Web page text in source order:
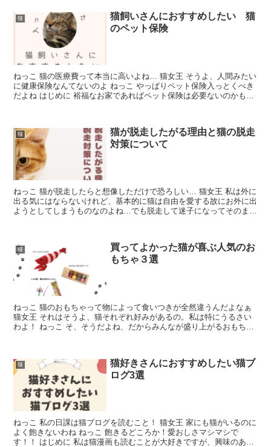
猫
猫飼いさんにおすすめしたい 猫
のペット保険
ねっこ 猫の医療費って本当に高いよね… 猫女王 そうよ、人間みたい
に健康保険なんてないのよ ねっこ やっぱりペット保険入っとくべき
だよね はじめに 裕福なお家であればペット保険は必要ないのかもし
猫
猫が脱走したがる理由と猫の脱走
対策について
ねっこ 猫が脱走したらと想像しただけで恐ろしい… 猫女王 私は外に
出る気にはならないけれど、基本的に猫は自由を愛する故にお外に出
ようとしてしまうものなのよね…でも脱走して迷子になってそのまま
猫
買ってよかった猫が喜ぶ人気のお
もちゃ３選
ねっこ 猫のおもちゃって物によって食いつきが全然違うんだよなぁ
猫女王 それはそうよ、猫それぞれ好みがあるの。私は特にうるさい
わよ！ ねっこ そ、そうだよね、だからみんなが盛り上がるおもちゃ
猫
猫好きさんにおすすめしたい猫ブ
ログ3選
ねっこ 私の日課は猫ブログを読むこと！ 猫女王 家にも猫がいるのに
よく飽きないわね ねっこ 飽きるどころか！愛おしさマシマシで
す！！ はじめに 私は猫漫画も読むことが大好きですが、興味のある